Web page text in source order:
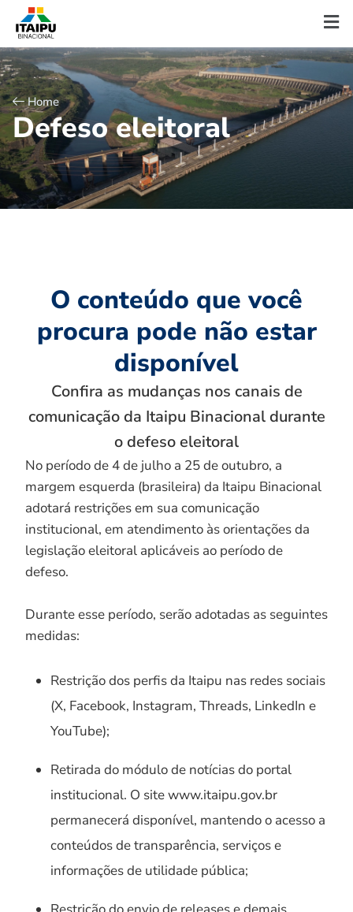
Home
Defeso eleitoral
O conteúdo que você
procura pode não estar
disponível
Confira as mudanças nos canais de
comunicação da Itaipu Binacional durante
o defeso eleitoral
No período de 4 de julho a 25 de outubro, a
margem esquerda (brasileira) da Itaipu Binacional
adotará restrições em sua comunicação
institucional, em atendimento às orientações da
legislação eleitoral aplicáveis ao período de
defeso.
Durante esse período, serão adotadas as seguintes
medidas:
Restrição dos perfis da Itaipu nas redes sociais
(X, Facebook, Instagram, Threads, LinkedIn e
YouTube);
Retirada do módulo de notícias do portal
institucional. O site www.itaipu.gov.br
permanecerá disponível, mantendo o acesso a
conteúdos de transparência, serviços e
informações de utilidade pública;